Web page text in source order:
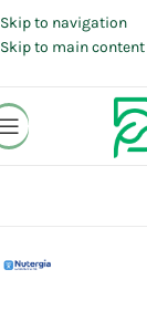
Skip to navigation
Skip to main content